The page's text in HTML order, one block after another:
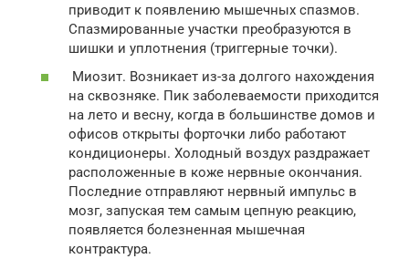
приводит к появлению мышечных спазмов.
Спазмированные участки преобразуются в
шишки и уплотнения (триггерные точки).
Миозит. Возникает из-за долгого нахождения
на сквозняке. Пик заболеваемости приходится
на лето и весну, когда в большинстве домов и
офисов открыты форточки либо работают
кондиционеры. Холодный воздух раздражает
расположенные в коже нервные окончания.
Последние отправляют нервный импульс в
мозг, запуская тем самым цепную реакцию,
появляется болезненная мышечная
контрактура.